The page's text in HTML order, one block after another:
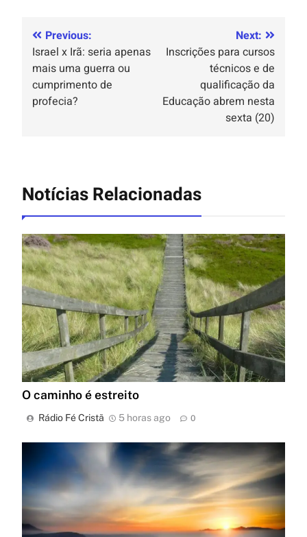
Previous:
Israel x Irã: seria apenas
mais uma guerra ou
cumprimento de
profecia?
Next:
Inscrições para cursos
técnicos e de
qualificação da
Educação abrem nesta
sexta (20)
Notícias Relacionadas
O caminho é estreito
Rádio Fé Cristã 5 horas ago 0